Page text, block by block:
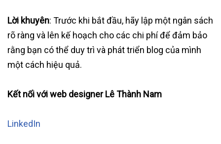
Lời khuyên: Trước khi bắt đầu, hãy lập một ngân sách
rõ ràng và lên kế hoạch cho các chi phí để đảm bảo
rằng bạn có thể duy trì và phát triển blog của mình
một cách hiệu quả.
Kết nối với web designer Lê Thành Nam
LinkedIn